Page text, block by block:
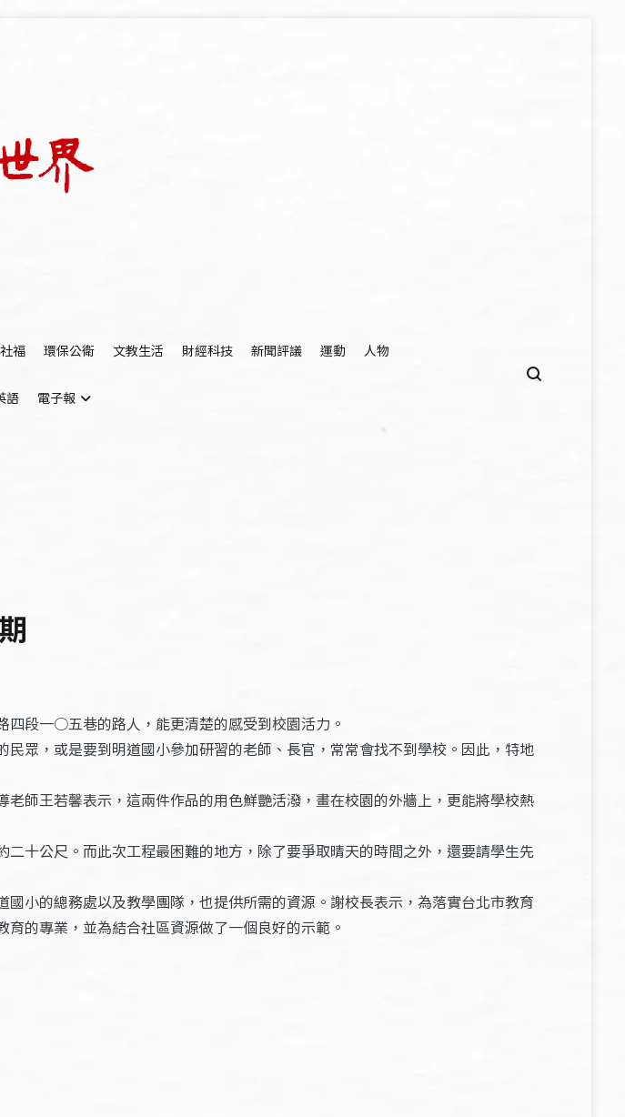
福 環保公衛 文教生活 財經科技 新聞評議 運動 人物
語 電子報
段一○五巷的路人，能更清楚的感受到校園活力。
眾，或是要到明道國小參加研習的老師、長官，常常會找不到學校。因此，特地
師王若馨表示，這兩件作品的用色鮮艷活潑，畫在校園的外牆上，更能將學校熱
十公尺。而此次工程最困難的地方，除了要爭取晴天的時間之外，還要請學生先
小的總務處以及教學團隊，也提供所需的資源。謝校長表示，為落實台北市教育
的專業，並為結合社區資源做了一個良好的示範。